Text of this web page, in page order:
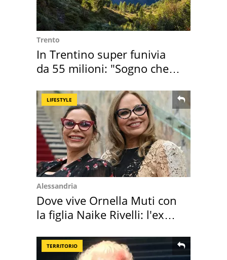
Trento
In Trentino super funivia
da 55 milioni: "Sogno che si
LIFESTYLE
Alessandria
Dove vive Ornella Muti con
la figlia Naike Rivelli: l'ex
TERRITORIO